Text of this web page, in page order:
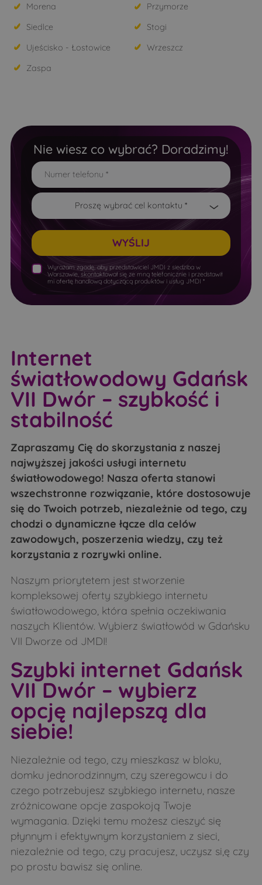
Morena
Przymorze
Siedlce
Stogi
Ujeścisko - Łostowice
Wrzeszcz
Zaspa
Nie wiesz co wybrać? Doradzimy!
Wyrażam zgodę, aby przedstawiciel JMDI z siedziba w
Warszawie, skontaktował się ze mną telefonicznie i przedstawił
mi ofertę handlową dotyczącą produktów i usług JMDI *
Internet
światłowodowy Gdańsk
VII Dwór – szybkość i
stabilność
Zapraszamy Cię do skorzystania z naszej
najwyższej jakości usługi internetu
światłowodowego! Nasza oferta stanowi
wszechstronne rozwiązanie, które dostosowuje
się do Twoich potrzeb, niezależnie od tego, czy
chodzi o dynamiczne łącze dla celów
zawodowych, poszerzenia wiedzy, czy też
korzystania z rozrywki online.
Naszym priorytetem jest stworzenie
kompleksowej oferty szybkiego internetu
światłowodowego, która spełnia oczekiwania
naszych Klientów. Wybierz światłowód w Gdańsku
VII Dworze od JMDI!
Szybki internet Gdańsk
VII Dwór – wybierz
opcję najlepszą dla
siebie!
Niezależnie od tego, czy mieszkasz w bloku,
domku jednorodzinnym, czy szeregowcu i do
czego potrzebujesz szybkiego internetu, nasze
zróżnicowane opcje zaspokoją Twoje
wymagania. Dzięki temu możesz cieszyć się
płynnym i efektywnym korzystaniem z sieci,
niezależnie od tego, czy pracujesz, uczysz si,ę czy
po prostu bawisz się online.